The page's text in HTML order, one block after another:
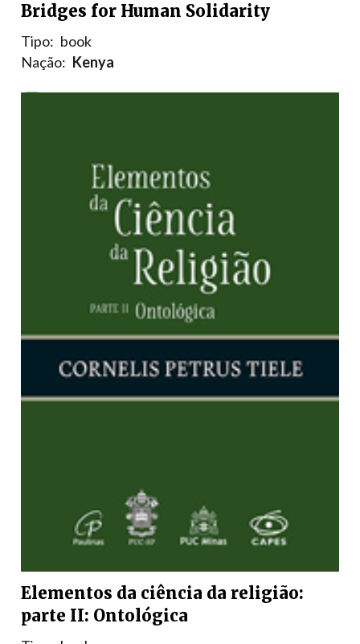
Bridges for Human Solidarity
Tipo: book
Nação: Kenya
Elementos da ciência da religião:
parte II: Ontológica